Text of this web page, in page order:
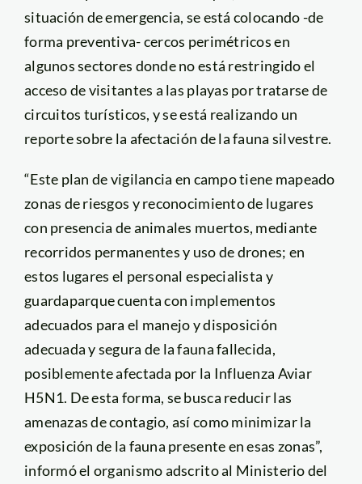
situación de emergencia, se está colocando -de
forma preventiva- cercos perimétricos en
algunos sectores donde no está restringido el
acceso de visitantes a las playas por tratarse de
circuitos turísticos, y se está realizando un
reporte sobre la afectación de la fauna silvestre.
“Este plan de vigilancia en campo tiene mapeado
zonas de riesgos y reconocimiento de lugares
con presencia de animales muertos, mediante
recorridos permanentes y uso de drones; en
estos lugares el personal especialista y
guardaparque cuenta con implementos
adecuados para el manejo y disposición
adecuada y segura de la fauna fallecida,
posiblemente afectada por la Influenza Aviar
H5N1. De esta forma, se busca reducir las
amenazas de contagio, así como minimizar la
exposición de la fauna presente en esas zonas”,
informó el organismo adscrito al Ministerio del